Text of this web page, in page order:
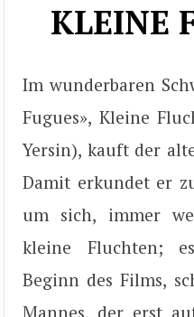
KLEINE
Im wunderbaren
Fugues», Kleine
Yersin), kauft der
Damit erkundet er
um sich, immer
kleine Fluchten;
Beginn des Films,
Mannes, der erst